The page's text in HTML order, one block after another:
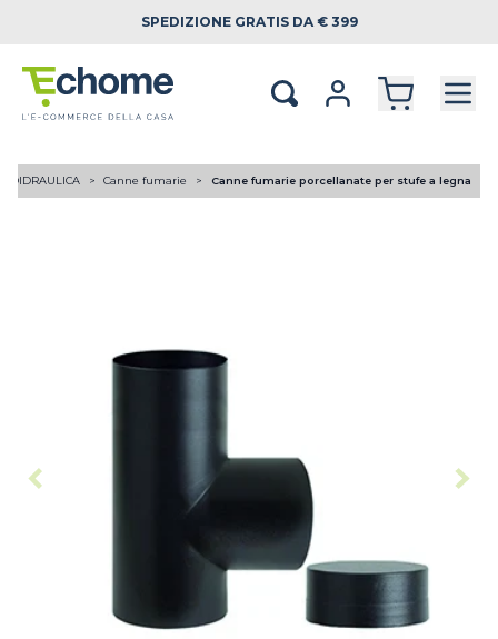
SPEDIZIONE GRATIS DA € 399
Canne fumarie Canne fumarie porcellanate per stufe a legna